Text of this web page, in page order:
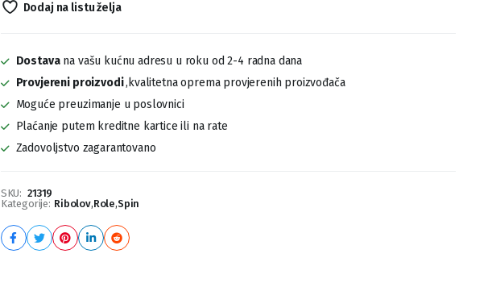
quantity
Dodaj na listu želja
Dostavana vašu kućnu adresu u roku od 2-4 radna dana
Provjereni proizvodi,kvalitetna oprema provjerenih proizvođača
Moguće preuzimanje u poslovnici
Plaćanje putem kreditne kartice ili na rate
Zadovoljstvo zagarantovano
SKU: 21319
Kategorije: Ribolov,Role,Spin